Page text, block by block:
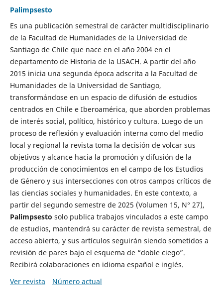
Palimpsesto
Es una publicación semestral de carácter multidisciplinario
de la Facultad de Humanidades de la Universidad de
Santiago de Chile que nace en el año 2004 en el
departamento de Historia de la USACH. A partir del año
2015 inicia una segunda época adscrita a la Facultad de
Humanidades de la Universidad de Santiago,
transformándose en un espacio de difusión de estudios
centrados en Chile e Iberoamérica, que aborden problemas
de interés social, político, histórico y cultura. Luego de un
proceso de reflexión y evaluación interna como del medio
local y regional la revista toma la decisión de volcar sus
objetivos y alcance hacia la promoción y difusión de la
producción de conocimientos en el campo de los Estudios
de Género y sus intersecciones con otros campos críticos de
las ciencias sociales y humanidades. En este contexto, a
partir del segundo semestre de 2025 (Volumen 15, N° 27),
Palimpsesto solo publica trabajos vinculados a este campo
de estudios, mantendrá su carácter de revista semestral, de
acceso abierto, y sus artículos seguirán siendo sometidos a
revisión de pares bajo el esquema de “doble ciego”.
Recibirá colaboraciones en idioma español e inglés.
Ver revista
Número actual